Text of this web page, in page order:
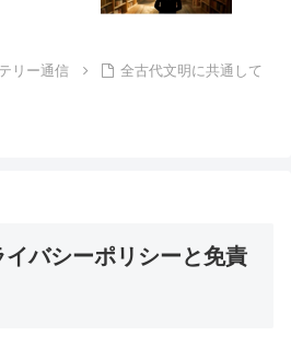
リー通信
全古代文明に共通して
バシーポリシーと免責